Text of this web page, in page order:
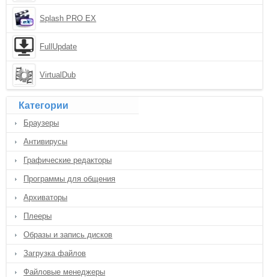
Splash PRO EX
FullUpdate
VirtualDub
Категории
Браузеры
Антивирусы
Графические редакторы
Программы для общения
Архиваторы
Плееры
Образы и запись дисков
Загрузка файлов
Файловые менеджеры